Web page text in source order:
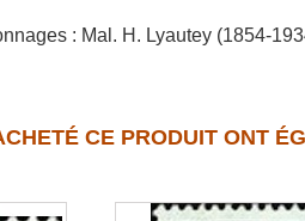
: Mal. H. Lyautey (1854-
CE PRODUIT ONT